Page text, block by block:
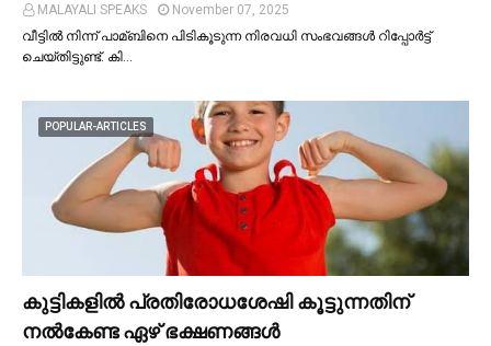
MALAYALI SPEAKS
November 07, 2025
വീട്ടില്‍ നിന്ന് പാമ്ബിനെ പിടികൂടുന്ന നിരവധി സംഭവങ്ങള്‍ റിപ്പോർട്ട്
ചെയ്തിട്ടുണ്ട്. കി…
POPULAR-ARTICLES
കുട്ടികളില്‍ പ്രതിരോധശേഷി കൂട്ടുന്നതിന്
നല്‍കേണ്ട ഏഴ് ഭക്ഷണങ്ങള്‍